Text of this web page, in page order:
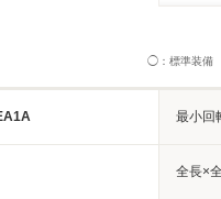
◯：標準装備
最小回
全長×